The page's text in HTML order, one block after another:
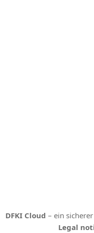
DFKI Cloud – ein
Legal